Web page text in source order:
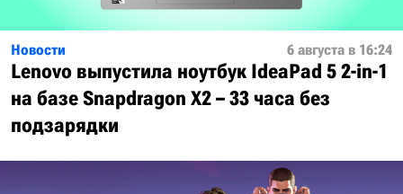
Новости 6 августа в 16:24
Lenovo выпустила ноутбук IdeaPad 5 2-in-1
на базе Snapdragon X2 – 33 часа без
подзарядки